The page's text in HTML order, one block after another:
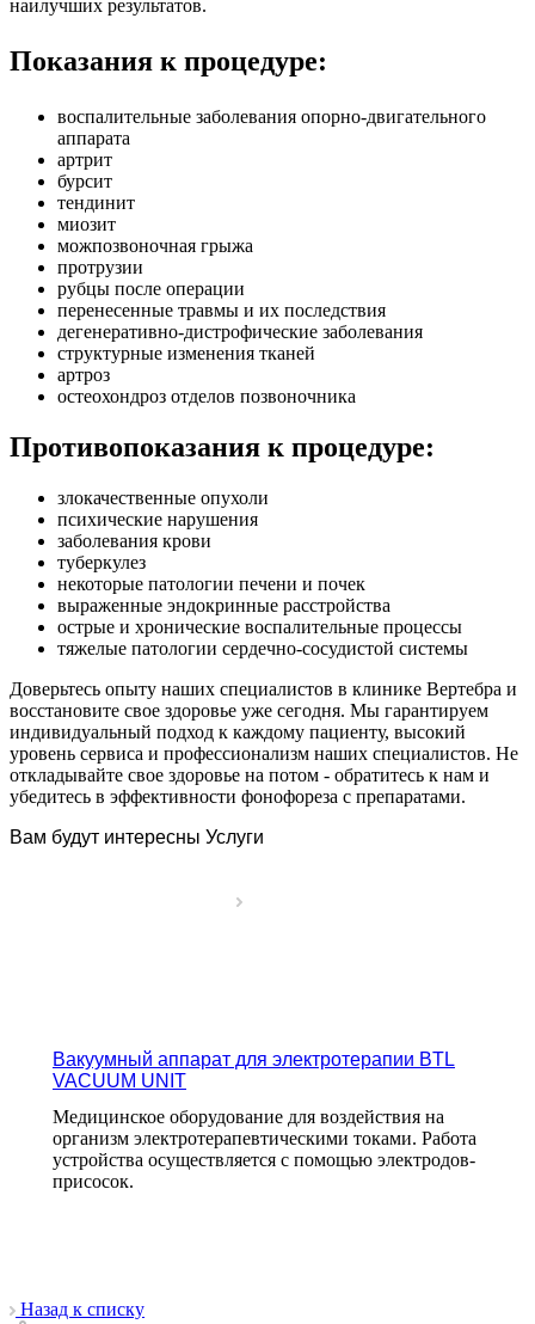
наилучших результатов.
Показания к процедуре:
воспалительные заболевания опорно-двигательного
аппарата
артрит
бурсит
тендинит
миозит
можпозвоночная грыжа
протрузии
рубцы после операции
перенесенные травмы и их последствия
дегенеративно-дистрофические заболевания
структурные изменения тканей
артроз
остеохондроз отделов позвоночника
Противопоказания к процедуре:
злокачественные опухоли
психические нарушения
заболевания крови
туберкулез
некоторые патологии печени и почек
выраженные эндокринные расстройства
острые и хронические воспалительные процессы
тяжелые патологии сердечно-сосудистой системы
Доверьтесь опыту наших специалистов в клинике Вертебра и
восстановите свое здоровье уже сегодня. Мы гарантируем
индивидуальный подход к каждому пациенту, высокий
уровень сервиса и профессионализм наших специалистов. Не
откладывайте свое здоровье на потом - обратитесь к нам и
убедитесь в эффективности фонофореза с препаратами.
Вам будут интересны Услуги
Вакуумный аппарат для электротерапии BTL
VACUUM UNIT
Медицинское оборудование для воздействия на
организм электротерапевтическими токами. Работа
устройства осуществляется с помощью электродов-
присосок.
Назад к списку